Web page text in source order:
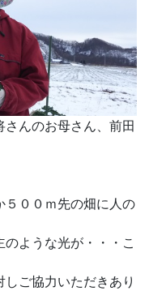
んのお母さん、前田
５００ｍ先の畑に人の
ような光が・・・こ
ご協力いただきあり